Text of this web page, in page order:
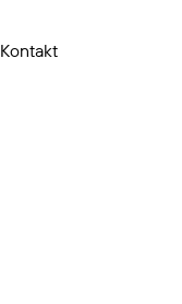
Kontakt